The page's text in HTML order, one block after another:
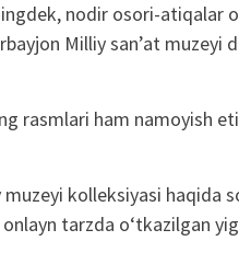
nodir osori-atiqalar
Milliy san’at muzeyi
rasmlari ham namoyish
kolleksiyasi haqida
tarzda o‘tkazilgan